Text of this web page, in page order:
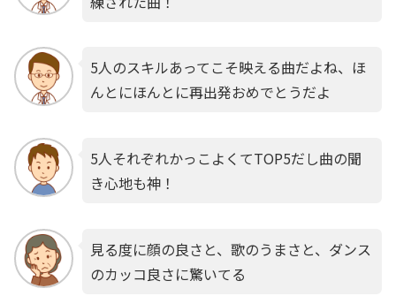
5人のスキルあってこそ映える曲だよね、ほ
んとにほんとに再出発おめでとうだよ
5人それぞれかっこよくてTOP5だし曲の聞
き心地も神！
見る度に顔の良さと、歌のうまさと、ダンス
のカッコ良さに驚いてる